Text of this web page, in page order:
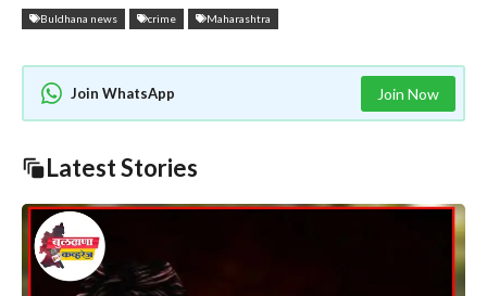
Buldhana news crime Maharashtra
Join WhatsApp Join Now
Latest Stories